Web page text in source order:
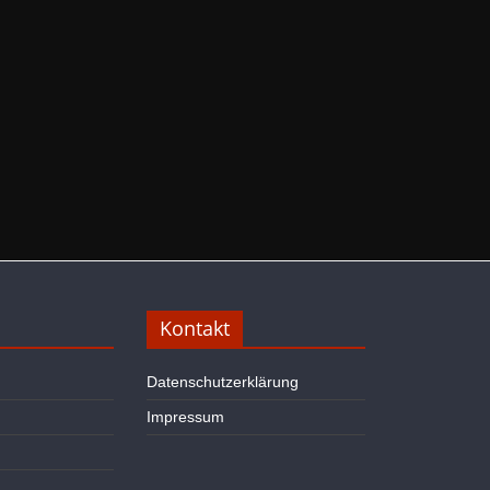
Kontakt
Datenschutzerklärung
Impressum